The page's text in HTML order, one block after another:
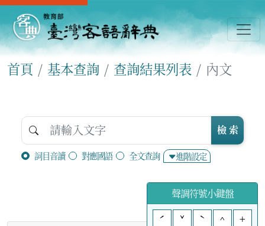
首頁 基本查詢 查詢結果列表 內文
詞目音讀 對應國語 全文查詢 進階設定
檢 索
聲調符號小鍵盤
ˊ
ˇ ˋ ^ +